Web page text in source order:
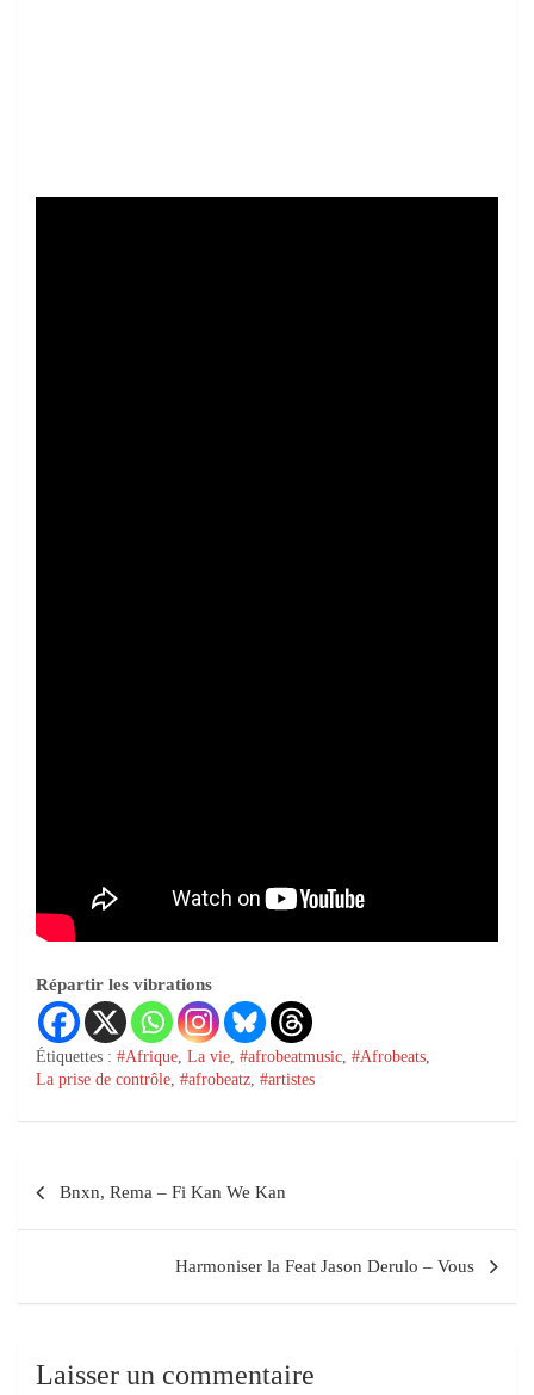
Répartir les vibrations
Étiquettes : #Afrique, La vie, #afrobeatmusic, #Afrobeats,
La prise de contrôle, #afrobeatz, #artistes
Bnxn, Rema – Fi Kan We Kan
Harmoniser la Feat Jason Derulo – Vous
Laisser un commentaire